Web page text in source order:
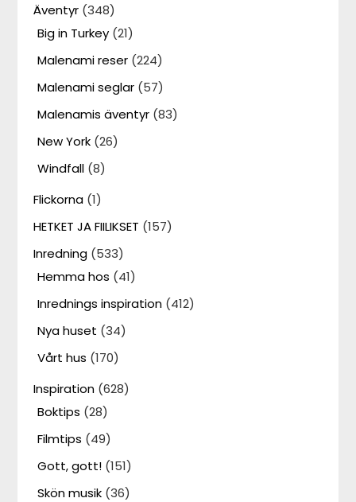
Äventyr (348)
Big in Turkey (21)
Malenami reser (224)
Malenami seglar (57)
Malenamis äventyr (83)
New York (26)
Windfall (8)
Flickorna (1)
HETKET JA FIILIKSET (157)
Inredning (533)
Hemma hos (41)
Inrednings inspiration (412)
Nya huset (34)
Vårt hus (170)
Inspiration (628)
Boktips (28)
Filmtips (49)
Gott, gott! (151)
Skön musik (36)